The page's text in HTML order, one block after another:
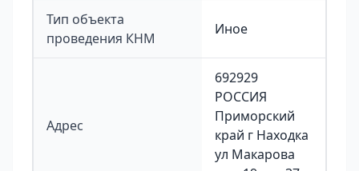
Тип объекта
проведения КНМ
Иное
Адрес
692929
РОССИЯ
Приморский
край г Находка
ул Макарова